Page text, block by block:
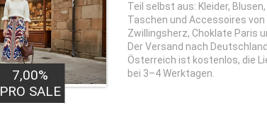
7,00%
PRO SALE
Teil selbst aus: Kleider,
Taschen und Accessoires von
Zwillingsherz, Choklate Paris
Der Versand nach
Österreich ist kostenlos, die
bei 3–4 Werktagen.